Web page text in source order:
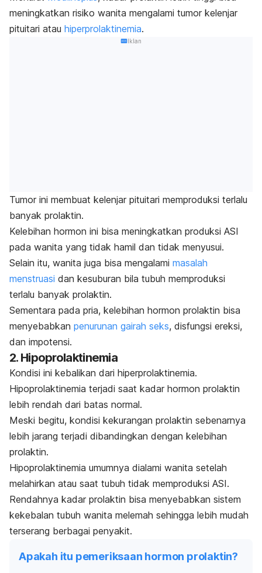
meningkatkan risiko wanita mengalami tumor kelenjar
pituitari atau hiperprolaktinemia.
Iklan
Tumor ini membuat kelenjar pituitari memproduksi terlalu
banyak prolaktin.
Kelebihan hormon ini bisa meningkatkan produksi ASI
pada wanita yang tidak hamil dan tidak menyusui.
Selain itu, wanita juga bisa mengalami masalah
menstruasi dan kesuburan bila tubuh memproduksi
terlalu banyak prolaktin.
Sementara pada pria, kelebihan hormon prolaktin bisa
menyebabkan penurunan gairah seks, disfungsi ereksi,
dan impotensi.
2. Hipoprolaktinemia
Kondisi ini kebalikan dari hiperprolaktinemia.
Hipoprolaktinemia terjadi saat kadar hormon prolaktin
lebih rendah dari batas normal.
Meski begitu, kondisi kekurangan prolaktin sebenarnya
lebih jarang terjadi dibandingkan dengan kelebihan
prolaktin.
Hipoprolaktinemia umumnya dialami wanita setelah
melahirkan atau saat tubuh tidak memproduksi ASI.
Rendahnya kadar prolaktin bisa menyebabkan sistem
kekebalan tubuh wanita melemah sehingga lebih mudah
terserang berbagai penyakit.
Apakah itu pemeriksaan hormon prolaktin?